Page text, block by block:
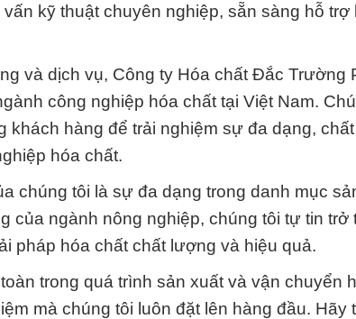
kỹ thuật chuyên nghiệp, sẵn sàng hỗ trợ
và dịch vụ, Công ty Hóa chất Đắc Trường
công nghiệp hóa chất tại Việt Nam.
khách hàng để trải nghiệm sự đa dạng,
hóa chất.
chúng tôi là sự đa dạng trong danh mục
của ngành nông nghiệp, chúng tôi tự tin trở
pháp hóa chất chất lượng và hiệu quả.
trong quá trình sản xuất và vận chuyển
mà chúng tôi luôn đặt lên hàng đầu. Hãy